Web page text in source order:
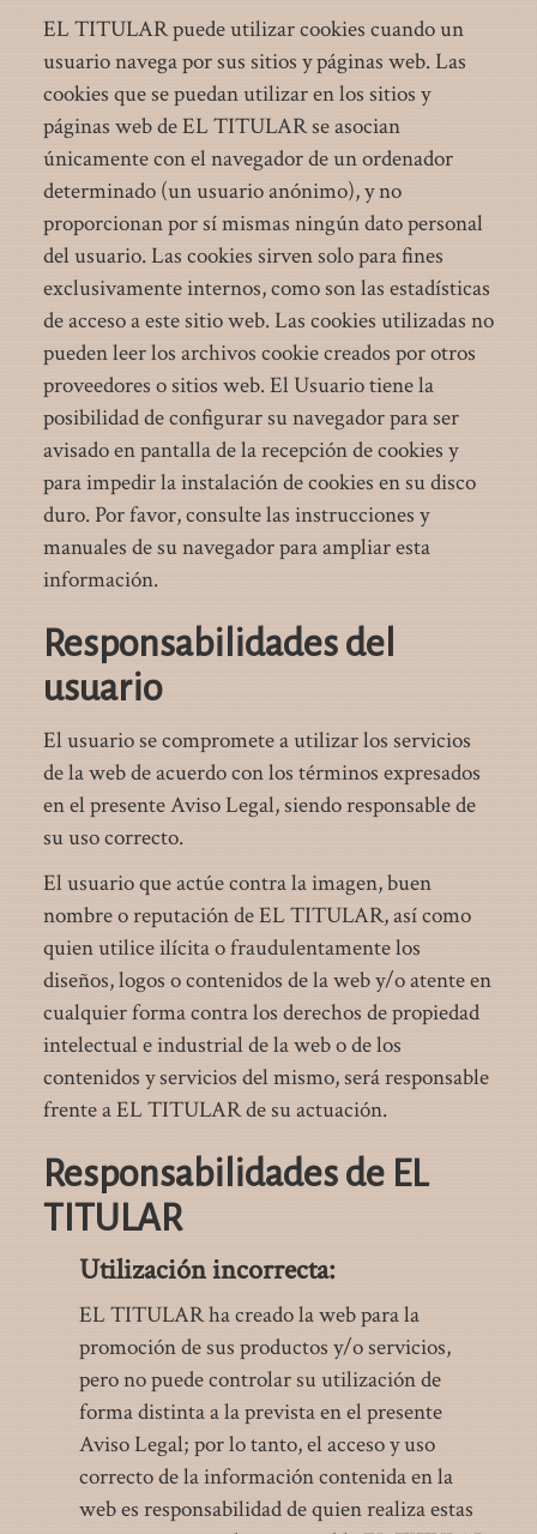
EL TITULAR puede utilizar cookies cuando un
usuario navega por sus sitios y páginas web. Las
cookies que se puedan utilizar en los sitios y
páginas web de EL TITULAR se asocian
únicamente con el navegador de un ordenador
determinado (un usuario anónimo), y no
proporcionan por sí mismas ningún dato personal
del usuario. Las cookies sirven solo para fines
exclusivamente internos, como son las estadísticas
de acceso a este sitio web. Las cookies utilizadas no
pueden leer los archivos cookie creados por otros
proveedores o sitios web. El Usuario tiene la
posibilidad de configurar su navegador para ser
avisado en pantalla de la recepción de cookies y
para impedir la instalación de cookies en su disco
duro. Por favor, consulte las instrucciones y
manuales de su navegador para ampliar esta
información.
Responsabilidades del
usuario
El usuario se compromete a utilizar los servicios
de la web de acuerdo con los términos expresados
en el presente Aviso Legal, siendo responsable de
su uso correcto.
El usuario que actúe contra la imagen, buen
nombre o reputación de EL TITULAR, así como
quien utilice ilícita o fraudulentamente los
diseños, logos o contenidos de la web y/o atente en
cualquier forma contra los derechos de propiedad
intelectual e industrial de la web o de los
contenidos y servicios del mismo, será responsable
frente a EL TITULAR de su actuación.
Responsabilidades de EL
TITULAR
Utilización incorrecta:
EL TITULAR ha creado la web para la
promoción de sus productos y/o servicios,
pero no puede controlar su utilización de
forma distinta a la prevista en el presente
Aviso Legal; por lo tanto, el acceso y uso
correcto de la información contenida en la
web es responsabilidad de quien realiza estas